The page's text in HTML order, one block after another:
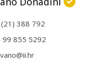
388 792
99 855 5292